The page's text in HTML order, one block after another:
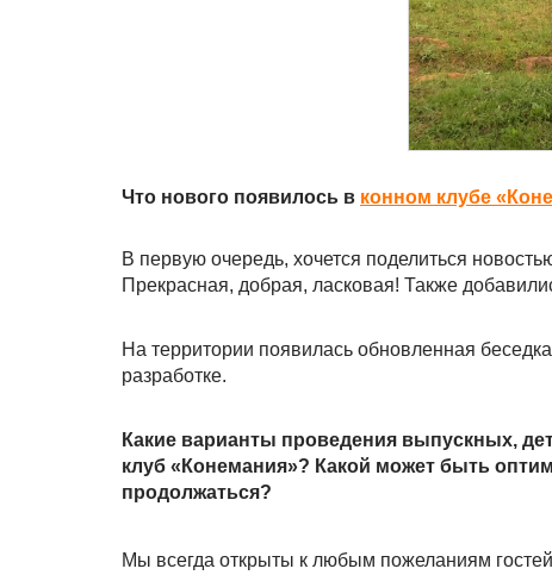
Что нового появилось в конном клубе
В первую очередь, хочется поделиться
Прекрасная, добрая, ласковая! Также
На территории появилась обновленная
разработке.
Какие варианты проведения выпускных,
клуб «Конемания»? Какой может быть
продолжаться?
Мы всегда открыты к любым пожеланиям